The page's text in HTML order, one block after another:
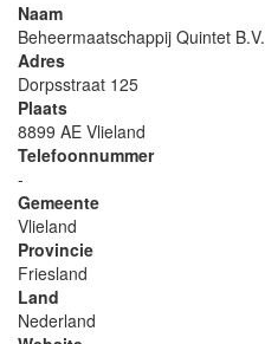
Naam
Beheermaatschappij Quintet B.V.
Adres
Dorpsstraat 125
Plaats
8899 AE Vlieland
Telefoonnummer
-
Gemeente
Vlieland
Provincie
Friesland
Land
Nederland